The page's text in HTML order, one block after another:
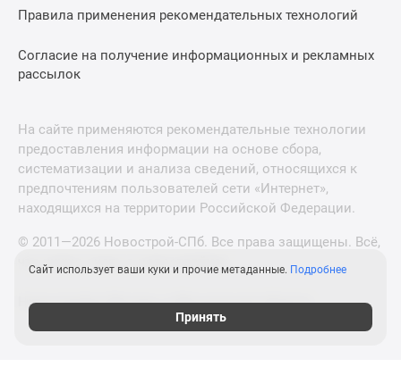
Правила применения рекомендательных технологий
Согласие на получение информационных и рекламных
рассылок
На сайте применяются рекомендательные технологии
предоставления информации на основе сбора,
систематизации и анализа сведений, относящихся к
предпочтениям пользователей сети «Интернет»,
находящихся на территории Российской Федерации.
© 2011—2026 Новострой-СПб. Все права защищены. Всё,
что нужно знать о новостройках
Новостройки Москвы и Московской области
Сайт использует ваши куки и прочие метаданные. Подробнее
Принять